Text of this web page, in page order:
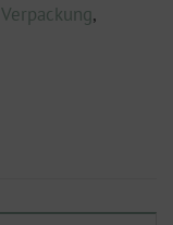
Verpackung,